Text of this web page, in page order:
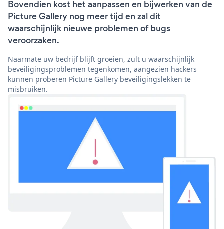
Bovendien kost het aanpassen en bijwerken van de
Picture Gallery nog meer tijd en zal dit
waarschijnlijk nieuwe problemen of bugs
veroorzaken.
Naarmate uw bedrijf blijft groeien, zult u waarschijnlijk
beveiligingsproblemen tegenkomen, aangezien hackers
kunnen proberen Picture Gallery beveiligingslekken te
misbruiken.